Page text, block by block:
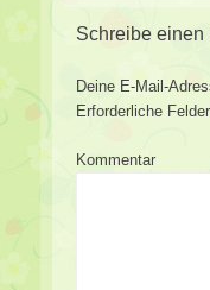
Schreibe einen
Deine E-Mail-
Erforderliche
Kommentar